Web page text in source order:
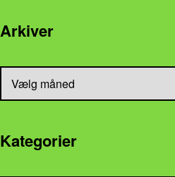
Arkiver
Arkiver
Kategorier